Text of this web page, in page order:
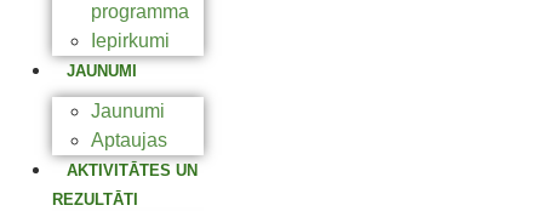
programma
Iepirkumi
JAUNUMI
Jaunumi
Aptaujas
AKTIVITĀTES UN
REZULTĀTI